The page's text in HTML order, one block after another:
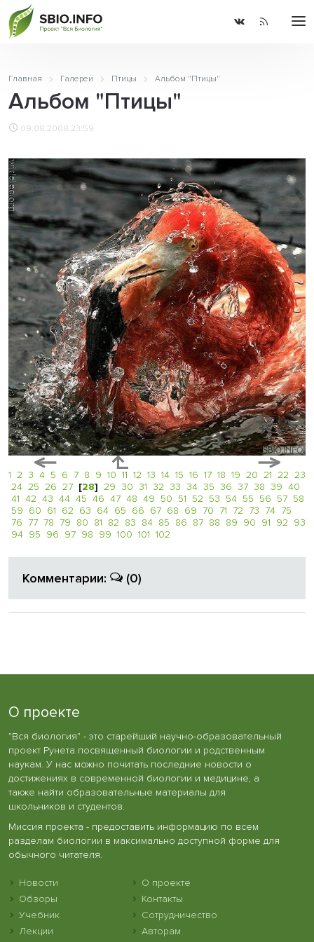
Главная Галереи Птицы Альбом "Птицы"
Альбом "Птицы"
09.08.2008 23:59
1 2 3 4 5 6 7 8 9 10 11 12 13 14 15 16 17 18 19 20 21 22 23
24 25 26 27 [28] 29 30 31 32 33 34 35 36 37 38 39 40
41 42 43 44 45 46 47 48 49 50 51 52 53 54 55 56 57 58
59 60 61 62 63 64 65 66 67 68 69 70 71 72 73 74 75
76 77 78 79 80 81 82 83 84 85 86 87 88 89 90 91 92 93
94 95 96 97 98 99 100 101 102
Комментарии: (0)
О проекте
"Вся биология" - это старейший научно-образовательный
проект Рунета посвященный биологии и родственным
наукам. У нас можно почитать последние новости о
достижениях в современной биологии и медицине, а
также найти образовательные материалы для
школьников и студентов.
Миссия проекта - предоставить информацию по всем
разделам биологии в максимально доступной форме для
обычного читателя.
Новости
Обзоры
Учебник
Лекции
О проекте
Контакты
Сотрудничество
Авторам